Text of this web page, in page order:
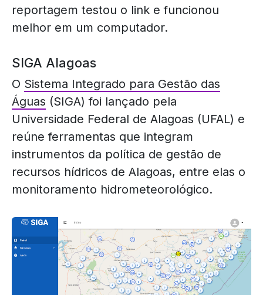
reportagem testou o link e funcionou
melhor em um computador.
SIGA Alagoas
O Sistema Integrado para Gestão das
Águas (SIGA) foi lançado pela
Universidade Federal de Alagoas (UFAL) e
reúne ferramentas que integram
instrumentos da política de gestão de
recursos hídricos de Alagoas, entre elas o
monitoramento hidrometeorológico.